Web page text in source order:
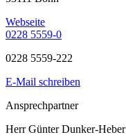
Webseite
0228 5559-0
0228 5559-222
E-Mail schreiben
Ansprechpartner
Herr Günter Dunker-Heber